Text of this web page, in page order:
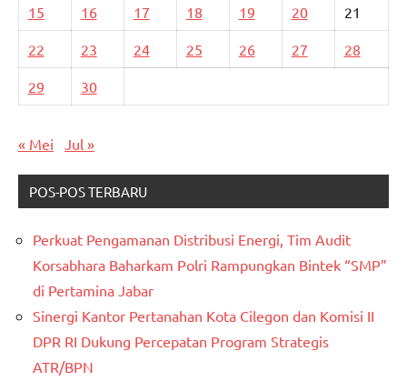
15 16 17 18 19 20 21
22 23 24 25 26 27 28
29 30
« Mei Jul »
POS-POS TERBARU
Perkuat Pengamanan Distribusi Energi, Tim Audit
Korsabhara Baharkam Polri Rampungkan Bintek “SMP”
di Pertamina Jabar
Sinergi Kantor Pertanahan Kota Cilegon dan Komisi II
DPR RI Dukung Percepatan Program Strategis
ATR/BPN